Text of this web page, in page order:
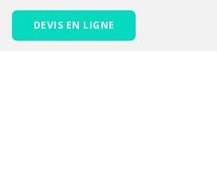
DEVIS EN LIGNE